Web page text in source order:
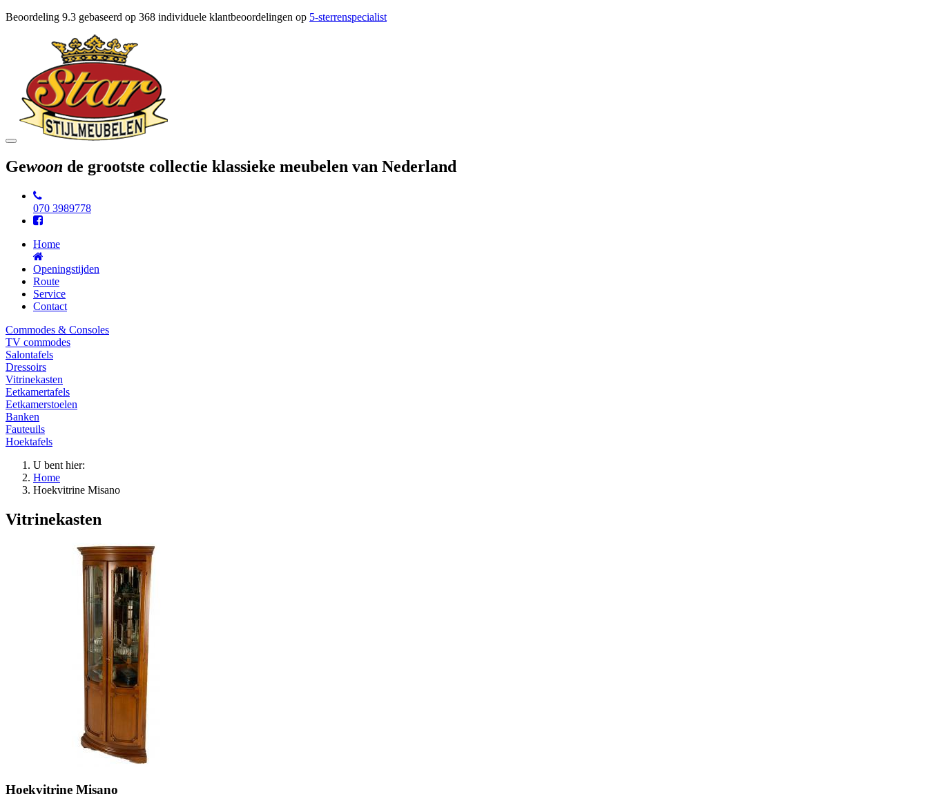
Beoordeling 9.3 gebaseerd op 368 individuele klantbeoordelingen op 5-sterrenspecialist
Toggle
Gewoon de grootste collectie klassieke meubelen van Nederland
070 3989778
Home
Openingstijden
Route
Service
Contact
Commodes & Consoles
TV commodes
Salontafels
Dressoirs
Vitrinekasten
Eetkamertafels
Eetkamerstoelen
Banken
Fauteuils
Hoektafels
U bent hier:
Home
Hoekvitrine Misano
Vitrinekasten
Hoekvitrine Misano